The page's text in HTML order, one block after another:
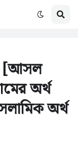
[আসল
অর্থ
অর্থ